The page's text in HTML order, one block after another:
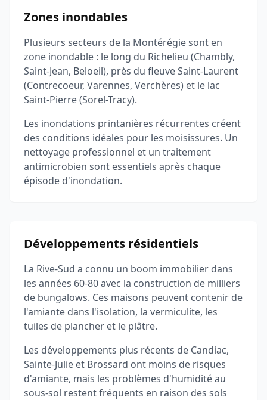
Zones inondables
Plusieurs secteurs de la Montérégie sont en
zone inondable : le long du Richelieu (Chambly,
Saint-Jean, Beloeil), près du fleuve Saint-Laurent
(Contrecoeur, Varennes, Verchères) et le lac
Saint-Pierre (Sorel-Tracy).
Les inondations printanières récurrentes créent
des conditions idéales pour les moisissures. Un
nettoyage professionnel et un traitement
antimicrobien sont essentiels après chaque
épisode d'inondation.
Développements résidentiels
La Rive-Sud a connu un boom immobilier dans
les années 60-80 avec la construction de milliers
de bungalows. Ces maisons peuvent contenir de
l'amiante dans l'isolation, la vermiculite, les
tuiles de plancher et le plâtre.
Les développements plus récents de Candiac,
Sainte-Julie et Brossard ont moins de risques
d'amiante, mais les problèmes d'humidité au
sous-sol restent fréquents en raison des sols